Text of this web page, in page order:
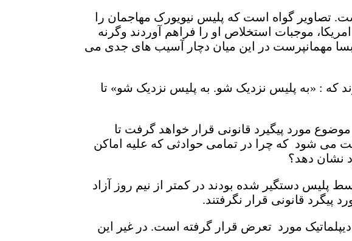
تصاویر گواه است که پلیس نیویورک مهاجمان را
موجبات استخلاص او را فراهم آوردند وگرنه
مهمانپرست در این میان دچار آسیب های جدی می
که : «به پلیس نزدیک شو. به پلیس نزدیک شو» تا
مورد پیگیرد قانونی قرار خواهد گرفت تا
می شود که چرا در تمامی حوادثی که علیه اماکن
نشان دهد؟
پلیس دستگیر شده بودند در کمتر از نیم روز آزاد
قانونی قرار نگرفتند.
مورد تعرض قرار گرفته است. در غیر این